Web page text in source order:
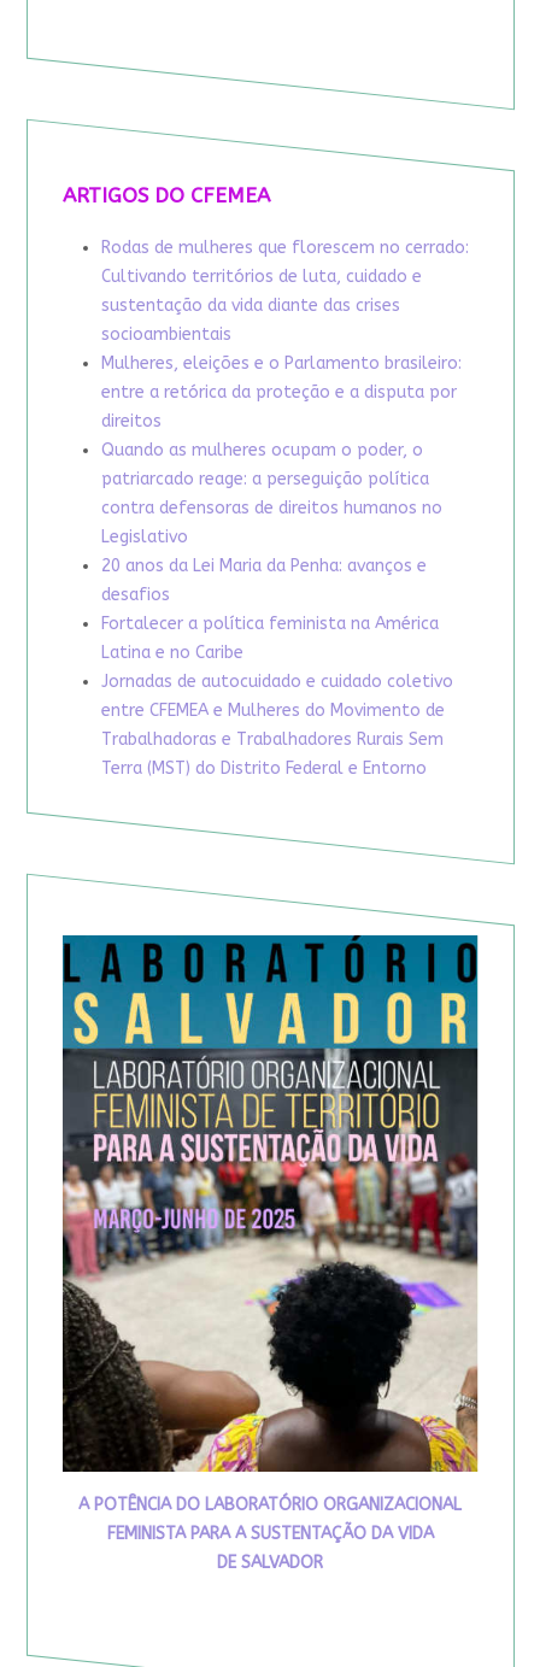
ARTIGOS DO CFEMEA
Rodas de mulheres que florescem no cerrado:
Cultivando territórios de luta, cuidado e
sustentação da vida diante das crises
socioambientais
Mulheres, eleições e o Parlamento brasileiro:
entre a retórica da proteção e a disputa por
direitos
Quando as mulheres ocupam o poder, o
patriarcado reage: a perseguição política
contra defensoras de direitos humanos no
Legislativo
20 anos da Lei Maria da Penha: avanços e
desafios
Fortalecer a política feminista na América
Latina e no Caribe
Jornadas de autocuidado e cuidado coletivo
entre CFEMEA e Mulheres do Movimento de
Trabalhadoras e Trabalhadores Rurais Sem
Terra (MST) do Distrito Federal e Entorno
A POTÊNCIA DO LABORATÓRIO ORGANIZACIONAL
FEMINISTA PARA A SUSTENTAÇÃO DA VIDA
DE SALVADOR